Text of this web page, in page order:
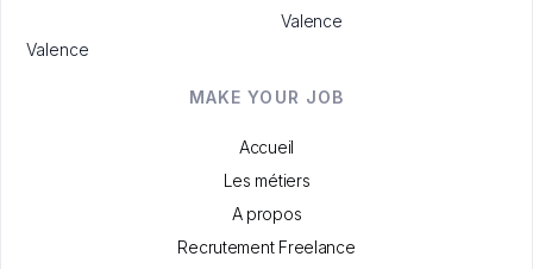
Valence
Valence
MAKE YOUR JOB
Accueil
Les métiers
A propos
Recrutement Freelance